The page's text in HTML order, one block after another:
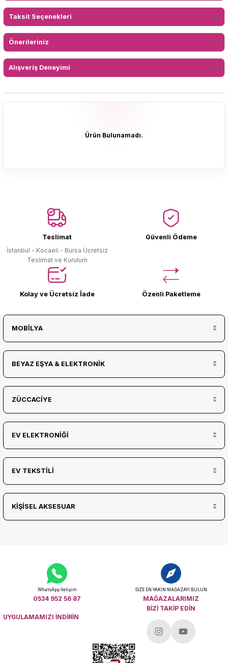
Taksit Seçenekleri
Önerileriniz
Alışveriş Deneyimi
Ürün Bulunamadı.
Teslimat
İstanbul - Kocaeli - Bursa Ücretsiz
Teslimat ve Kurulum
Güvenli Ödeme
Kolay ve Ücretsiz İade Özenli Paketleme
MOBİLYA
BEYAZ EŞYA & ELEKTRONİK
ZÜCCACİYE
EV ELEKTRONİĞİ
EV TEKSTİLİ
KİŞİSEL AKSESUAR
WhatsApp İletişim
0534 952 56 87
SİZE EN YAKIN MAĞAZAYI BULUN
MAĞAZALARIMIZ
UYGULAMAMIZI İNDİRİN
BİZİ TAKİP EDİN